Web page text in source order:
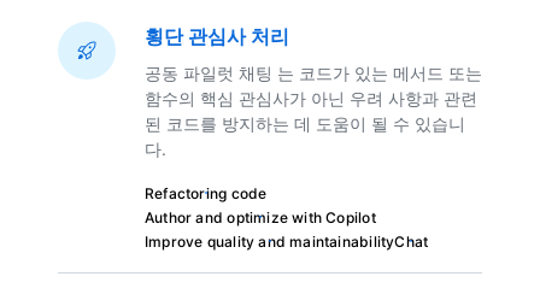
횡단 관심사 처리
공동 파일럿 채팅 는 코드가 있는 메서드 또는
함수의 핵심 관심사가 아닌 우려 사항과 관련
된 코드를 방지하는 데 도움이 될 수 있습니
다.
Refactoring code
Author and optimize with Copilot
Improve quality and maintainabilityChat